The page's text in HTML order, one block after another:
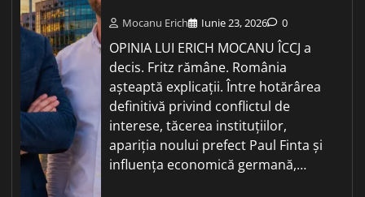
Mocanu Erich Iunie 23, 2026 0
OPINIA LUI ERICH MOCANU ÎCCJ a
decis. Fritz rămâne. România
așteaptă explicații. Între hotărârea
definitivă privind conflictul de
interese, tăcerea instituțiilor,
apariția noului prefect Paul Finta și
influența economică germană,…